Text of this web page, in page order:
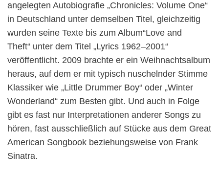
angelegten Autobiografie „Chronicles: Volume One“
in Deutschland unter demselben Titel, gleichzeitig
wurden seine Texte bis zum Album“Love and
Theft“ unter dem Titel „Lyrics 1962–2001“
veröffentlicht. 2009 brachte er ein Weihnachtsalbum
heraus, auf dem er mit typisch nuschelnder Stimme
Klassiker wie „Little Drummer Boy“ oder „Winter
Wonderland“ zum Besten gibt. Und auch in Folge
gibt es fast nur Interpretationen anderer Songs zu
hören, fast ausschließlich auf Stücke aus dem Great
American Songbook beziehungsweise von Frank
Sinatra.